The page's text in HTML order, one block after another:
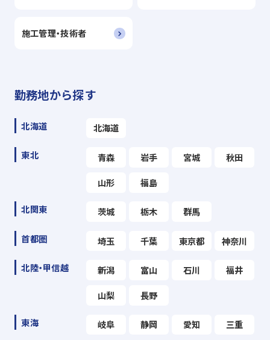
施工管理・技術者
勤務地から探す
北海道 北海道
東北 青森 岩手 宮城 秋田
山形 福島
北関東 茨城 栃木 群馬
首都圏 埼玉 千葉 東京都 神奈川
北陸・甲信越 新潟 富山 石川 福井
山梨 長野
東海 岐阜 静岡 愛知 三重